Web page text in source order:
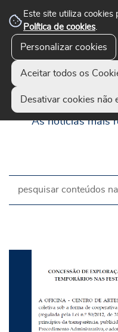
Este site utiliza cookies
Política de cookies.
Personalizar cookies
Aceitar todos os
Desativar cookies não
As notícias mais